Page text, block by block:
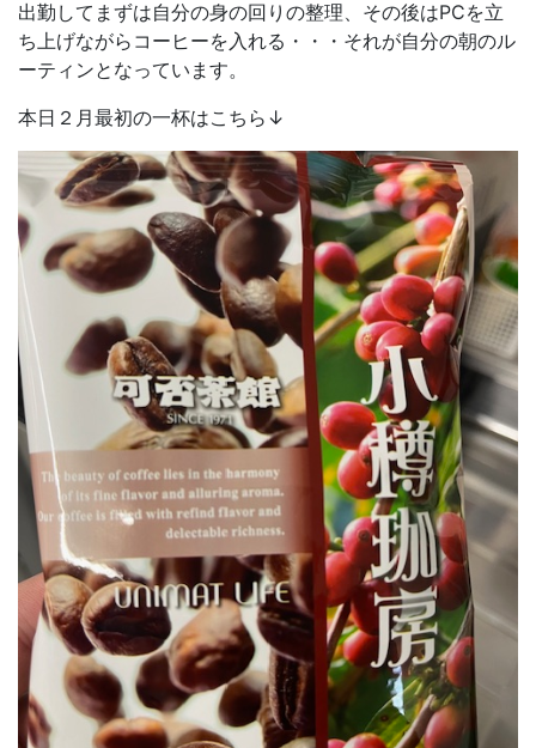
出勤してまずは自分の身の回りの整理、その後はPCを立
ち上げながらコーヒーを入れる・・・それが自分の朝のル
ーティンとなっています。
本日２月最初の一杯はこちら↓